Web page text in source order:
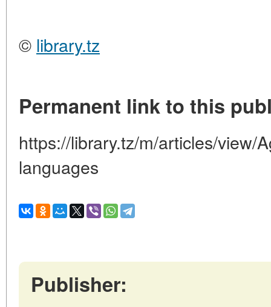
© library.tz
Permanent link to this
https://library.tz/m/articles/view/
languages
Publisher: